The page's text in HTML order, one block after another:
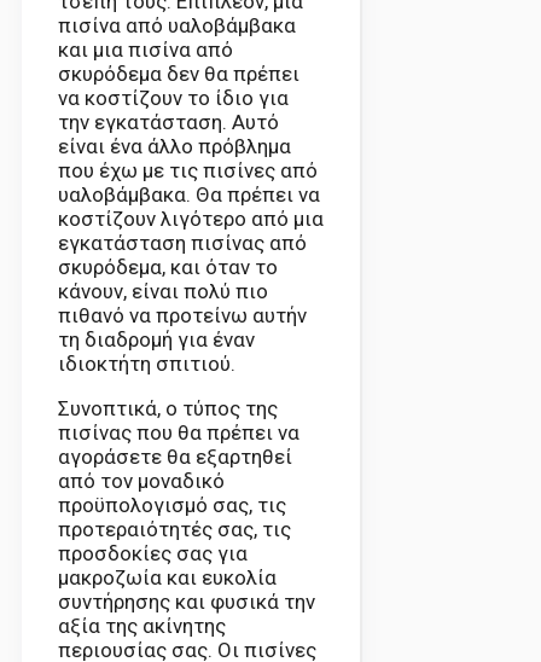
πισίνα από υαλοβάμβακα
και μια πισίνα από
σκυρόδεμα δεν θα πρέπει
να κοστίζουν το ίδιο για
την εγκατάσταση. Αυτό
είναι ένα άλλο πρόβλημα
που έχω με τις πισίνες από
υαλοβάμβακα. Θα πρέπει να
κοστίζουν λιγότερο από μια
εγκατάσταση πισίνας από
σκυρόδεμα, και όταν το
κάνουν, είναι πολύ πιο
πιθανό να προτείνω αυτήν
τη διαδρομή για έναν
ιδιοκτήτη σπιτιού.
Συνοπτικά, ο τύπος της
πισίνας που θα πρέπει να
αγοράσετε θα εξαρτηθεί
από τον μοναδικό
προϋπολογισμό σας, τις
προτεραιότητές σας, τις
προσδοκίες σας για
μακροζωία και ευκολία
συντήρησης και φυσικά την
αξία της ακίνητης
περιουσίας σας. Οι πισίνες